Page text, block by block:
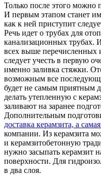
Только после этого можно
И первым этапом станет
как к ней приступит
Речь идет о трубах для
канализационных трубах.
всех выше перечисленных
следует учесть в первую
именно заливка стяжки.
возможным все
будет не самым приятным
делать утепленную с
заливают на заранее
Дополнительным
доставка керамзита, а
компании. Из керамзита
и керамзитобетонную
нужно засыпать керамзит
поверхности. Для
в два слоя.